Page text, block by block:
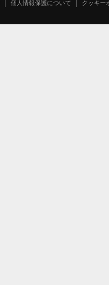
個人情報保護について クッキー